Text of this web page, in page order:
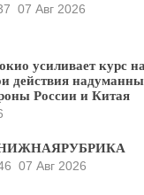
07 Авг 2026
усиливает курс
действия
России и Китая
07 Авг 2026